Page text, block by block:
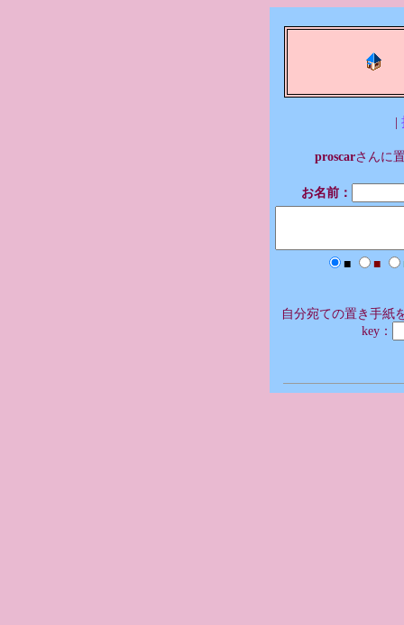
|
proscarさんに
お名前：
■ ■
自分宛ての置き手紙
key：